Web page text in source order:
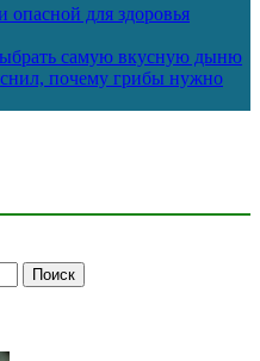
опасной для здоровья
самую вкусную дыню
почему грибы нужно